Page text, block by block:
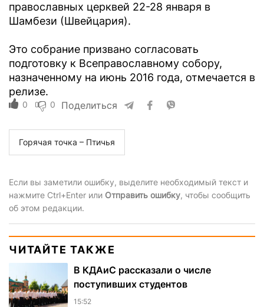
православных церквей 22-28 января в
Шамбези (Швейцария).
Это собрание призвано согласовать
подготовку к Всеправославному собору,
назначенному на июнь 2016 года, отмечается в
релизе.
0 0 Поделиться
Горячая точка – Птичья
Если вы заметили ошибку, выделите необходимый текст и
нажмите Ctrl+Enter или Отправить ошибку, чтобы сообщить
об этом редакции.
ЧИТАЙТЕ ТАКЖЕ
В КДАиС рассказали о числе
поступивших студентов
15:52